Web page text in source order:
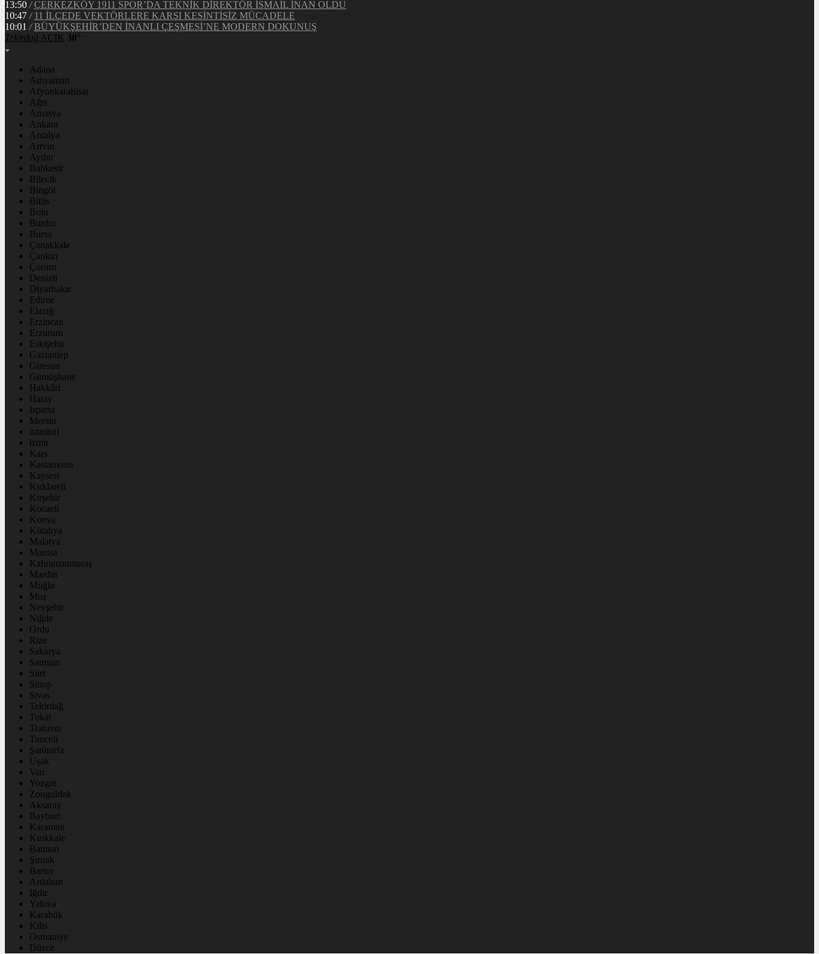
13:50 / ÇERKEZKÖY 1911 SPOR’DA TEKNİK DİREKTÖR İSMAİL İNAN OLDU
10:47 / 11 İLÇEDE VEKTÖRLERE KARŞI KESİNTİSİZ MÜCADELE
10:01 / BÜYÜKŞEHİR’DEN İNANLI ÇEŞMESİ’NE MODERN DOKUNUŞ
Tekirdağ AÇIK 30°
Adana
Adıyaman
Afyonkarahisar
Ağrı
Amasya
Ankara
Antalya
Artvin
Aydın
Balıkesir
Bilecik
Bingöl
Bitlis
Bolu
Burdur
Bursa
Çanakkale
Çankırı
Çorum
Denizli
Diyarbakır
Edirne
Elazığ
Erzincan
Erzurum
Eskişehir
Gaziantep
Giresun
Gümüşhane
Hakkâri
Hatay
Isparta
Mersin
istanbul
izmir
Kars
Kastamonu
Kayseri
Kırklareli
Kırşehir
Kocaeli
Konya
Kütahya
Malatya
Manisa
Kahramanmaraş
Mardin
Muğla
Muş
Nevşehir
Niğde
Ordu
Rize
Sakarya
Samsun
Siirt
Sinop
Sivas
Tekirdağ
Tokat
Trabzon
Tunceli
Şanlıurfa
Uşak
Van
Yozgat
Zonguldak
Aksaray
Bayburt
Karaman
Kırıkkale
Batman
Şırnak
Bartın
Ardahan
Iğdır
Yalova
Karabük
Kilis
Osmaniye
Düzce